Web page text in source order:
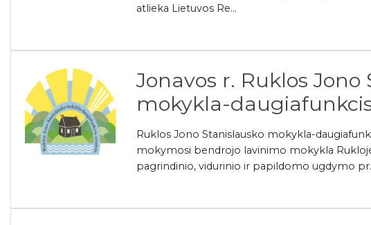
atlieka Lietuvos Re...
Jonavos r. Ruklos Jono
mokykla-
Ruklos Jono Stanislausko mokykla-
mokymosi bendrojo lavinimo mokykla
pagrindinio, vidurinio ir papildomo ugdymo